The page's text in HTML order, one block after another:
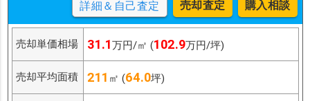
詳細＆自己査定 売却査定 購入相談
売却単価相場 31.1万円/㎡ (102.9万円/坪)
売却平均面積 211 ㎡ (64.0坪)